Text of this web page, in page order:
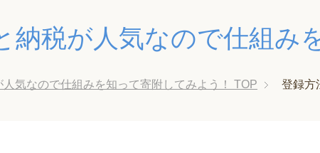
納税が人気なので仕組み
気なので仕組みを知って寄附してみよう！ TOP 登録方